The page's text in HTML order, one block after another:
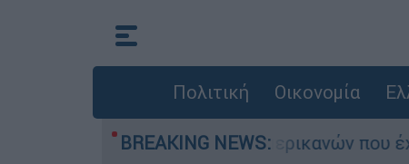
Πολιτική Οικονομία
BREAKING NEWS:
Οι μαρτυρίες Αμερικανών που έχασαν τα